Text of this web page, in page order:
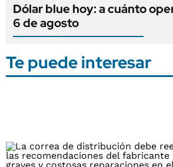
Dólar blue hoy: a cuánto
6 de agosto
Te puede interesar